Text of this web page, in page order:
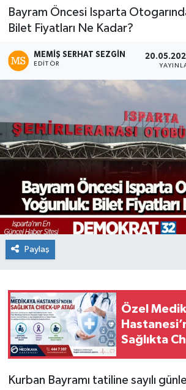
Bayram Öncesi Isparta
Bilet Fiyatları Ne Kadar?
MEMIŞ SERHAT SEZGIN
EDITÖR
Paylaş
Özel
Sağlıkta
Kurban Bayramı tatiline sayılı
Son Dakika Haberleri